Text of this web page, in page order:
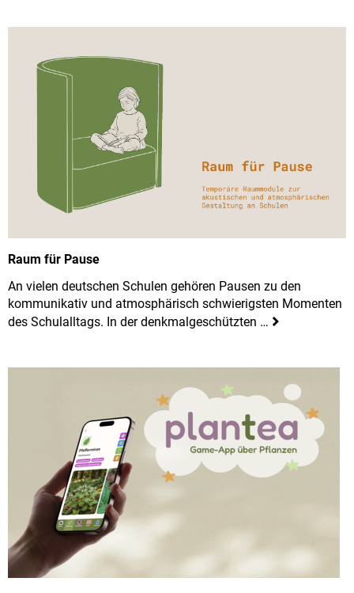
Raum für Pause
An vielen deutschen Schulen gehören Pausen zu den
kommunikativ und atmosphärisch schwierigsten Momenten
des Schulalltags. In der denkmalgeschützten …